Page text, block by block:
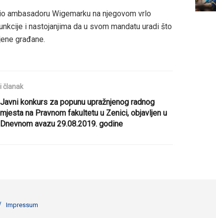
ambasadoru Wigemarku na njegovom vrlo
i nastojanjima da u svom mandatu uradi što
građane.
članak
Javni konkurs za popunu upražnjenog radnog
mjesta na Pravnom fakultetu u Zenici, objavljen u
Dnevnom avazu 29.08.2019. godine
Impressum